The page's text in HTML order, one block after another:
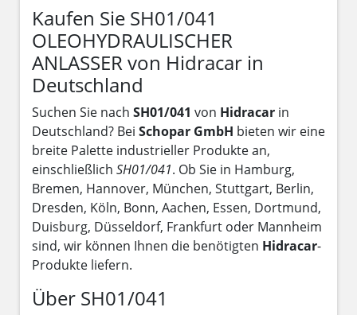
Kaufen Sie SH01/041
OLEOHYDRAULISCHER
ANLASSER von Hidracar in
Deutschland
Suchen Sie nach SH01/041 von Hidracar in
Deutschland? Bei Schopar GmbH bieten wir eine
breite Palette industrieller Produkte an,
einschließlich SH01/041. Ob Sie in Hamburg,
Bremen, Hannover, München, Stuttgart, Berlin,
Dresden, Köln, Bonn, Aachen, Essen, Dortmund,
Duisburg, Düsseldorf, Frankfurt oder Mannheim
sind, wir können Ihnen die benötigten Hidracar-
Produkte liefern.
Über SH01/041